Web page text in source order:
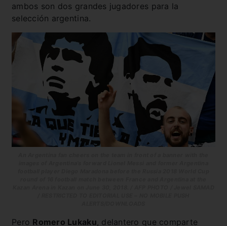
ambos son dos grandes jugadores para la
selección argentina.
Pero Romero Lukaku, delantero que comparte